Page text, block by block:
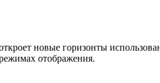
новые горизонты
отображения.